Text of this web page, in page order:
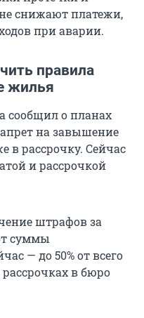
снижают платежи,
при аварии.
правила
жилья
о планах
на завышение
в рассрочку. Сейчас
и рассрочкой
штрафов за
суммы
— до 50% от всего
в бюро